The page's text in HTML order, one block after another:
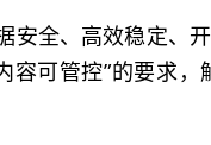
安全、高效稳定、
可管控”的要求，